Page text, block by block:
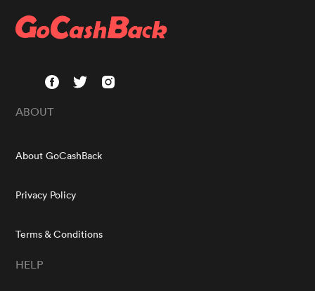
ABOUT
About GoCashBack
Privacy Policy
Terms & Conditions
HELP